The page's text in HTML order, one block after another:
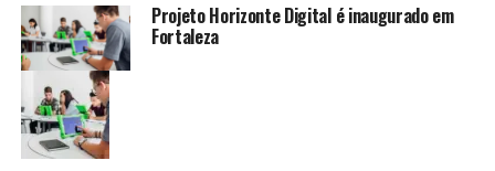
Projeto Horizonte Digital é inaugurado em
Fortaleza